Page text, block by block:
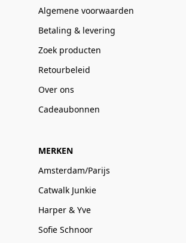
Algemene voorwaarden
Betaling & levering
Zoek producten
Retourbeleid
Over ons
Cadeaubonnen
MERKEN
Amsterdam/Parijs
Catwalk Junkie
Harper & Yve
Sofie Schnoor